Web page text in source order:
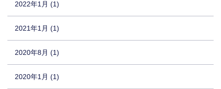
2022年1月 (1)
2021年1月 (1)
2020年8月 (1)
2020年1月 (1)